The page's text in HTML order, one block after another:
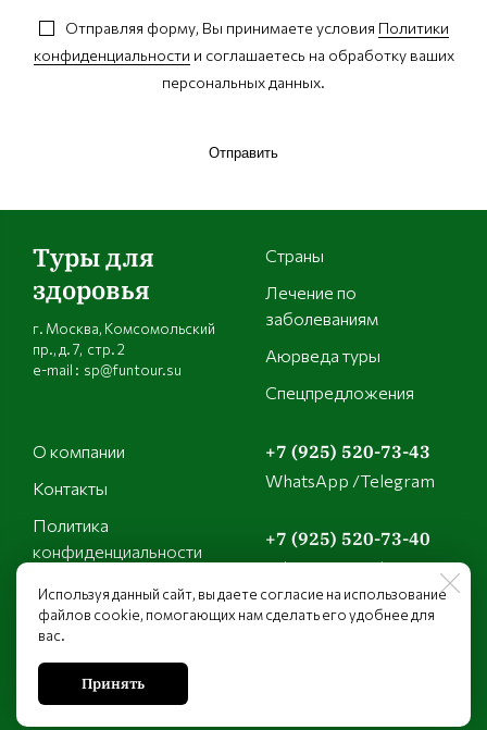
Отправляя форму, Вы принимаете условия Политики
конфиденциальности и соглашаетесь на обработку ваших
персональных данных.
Отправить
Туры для
здоровья
г. Москва, Комсомольский
пр., д. 7, стр. 2
e-mail : sp@funtour.su
Страны
Лечение по
заболеваниям
Аюрведа туры
Спецпредложения
О компании
Контакты
Политика
конфиденциальности
+7 (925) 520-73-43
WhatsApp /Telegram
+7 (925) 520-73-40
WhatsApp /Telegram
+7 (925) 149-21-01
Используя данный сайт, вы даете согласие на использование
файлов cookie, помогающих нам сделать его удобнее для
вас.
Принять